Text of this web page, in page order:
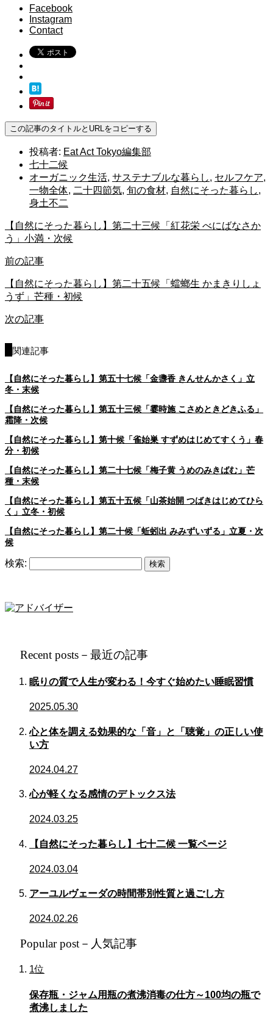
Facebook
Instagram
Contact
この記事のタイトルとURLをコピーする
投稿者: Eat Act Tokyo編集部
七十二候
オーガニック生活, サステナブルな暮らし, セルフケア,
一物全体, 二十四節気, 旬の食材, 自然にそった暮らし,
身土不二
【自然にそった暮らし】第二十三候「紅花栄 べにばなさか
う」小満・次候
前の記事
【自然にそった暮らし】第二十五候「蟷螂生 かまきりしょ
うず」芒種・初候
次の記事
関連記事
【自然にそった暮らし】第五十七候「金盞香 きんせんかさく」立
冬・末候
【自然にそった暮らし】第五十三候「霎時施 こさめときどきふる」
霜降・次候
【自然にそった暮らし】第十候「雀始巣 すずめはじめてすくう」春
分・初候
【自然にそった暮らし】第二十七候「梅子黄 うめのみきばむ」芒
種・末候
【自然にそった暮らし】第五十五候「山茶始開 つばきはじめてひら
く」立冬・初候
【自然にそった暮らし】第二十候「蚯蚓出 みみずいずる」立夏・次
候
検索:
Recent posts－最近の記事
眠りの質で人生が変わる！今すぐ始めたい睡眠習慣
2025.05.30
心と体を調える効果的な「音」と「聴覚」の正しい使
い方
2024.04.27
心が軽くなる感情のデトックス法
2024.03.25
【自然にそった暮らし】七十二候 一覧ページ
2024.03.04
アーユルヴェーダの時間帯別性質と過ごし方
2024.02.26
Popular post－人気記事
1位
保存瓶・ジャム用瓶の煮沸消毒の仕方～100均の瓶で
煮沸しました